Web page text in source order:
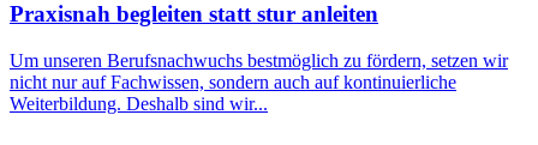
Praxisnah begleiten statt stur anleiten
Um unseren Berufsnachwuchs bestmöglich zu fördern, setzen wir
nicht nur auf Fachwissen, sondern auch auf kontinuierliche
Weiterbildung. Deshalb sind wir...